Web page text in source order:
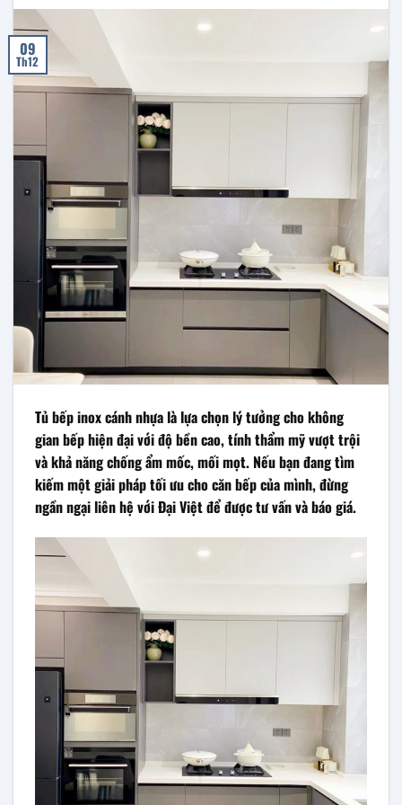
09
Th12
Tủ bếp inox cánh nhựa là lựa chọn lý tưởng cho không
gian bếp hiện đại với độ bền cao, tính thẩm mỹ vượt trội
và khả năng chống ẩm mốc, mối mọt. Nếu bạn đang tìm
kiếm một giải pháp tối ưu cho căn bếp của mình, đừng
ngần ngại liên hệ với Đại Việt để được tư vấn và báo giá.